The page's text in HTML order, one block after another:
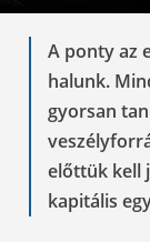
A ponty az
halunk.
gyorsan
előttük kell
kapitális